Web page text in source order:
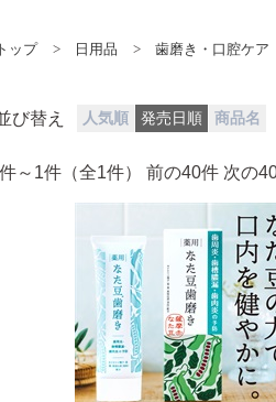
トップ > 日用品 > 歯磨き・口腔ケア
び替え 人気順 発売日順 商品名
件～1件（全1件） 前の